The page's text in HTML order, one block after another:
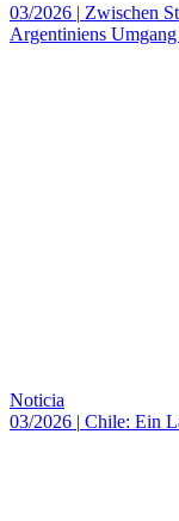
03/2026 | Zwischen
Argentiniens
Noticia
03/2026 | Chile: Ein